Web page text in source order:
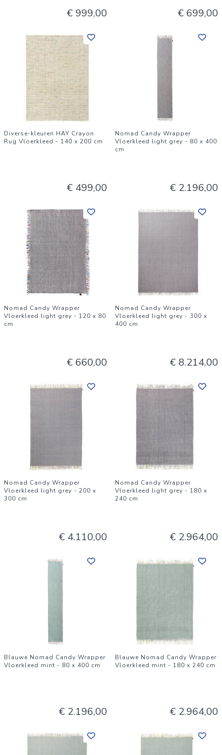
€ 999,00 € 699,00
Diverse-kleuren HAY Crayon
Rug Vloerkleed - 140 x 200 cm
€ 499,00
Nomad Candy Wrapper
Vloerkleed light grey - 80 x 400
cm
€ 2.196,00
Nomad Candy Wrapper
Vloerkleed light grey - 120 x 80
cm
€ 660,00
Nomad Candy Wrapper
Vloerkleed light grey - 300 x
400 cm
€ 8.214,00
Nomad Candy Wrapper
Vloerkleed light grey - 200 x
300 cm
€ 4.110,00
Nomad Candy Wrapper
Vloerkleed light grey - 180 x
240 cm
€ 2.964,00
Blauwe Nomad Candy Wrapper
Vloerkleed mint - 80 x 400 cm
€ 2.196,00
Blauwe Nomad Candy Wrapper
Vloerkleed mint - 180 x 240 cm
€ 2.964,00